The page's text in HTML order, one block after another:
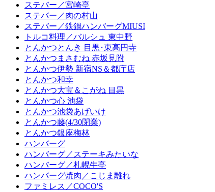
ステバー／宮崎亭
ステバー／肉の村山
ステバー／鉄鍋ハンバーグMIUSI
トルコ料理／バルシュ 東中野
とんかつとんき 目黒･東高円寺
とんかつまさむね 赤坂見附
とんかつ伊勢 新宿NS＆都庁店
とんかつ和幸
とんかつ大宝＆こがね 目黒
とんかつ心 池袋
とんかつ池袋あげいけ
とんかつ藤(4/30閉業)
とんかつ銀座梅林
ハンバーグ
ハンバーグ／ステーキみたいな
ハンバーグ／札幌牛亭
ハンバーグ焼肉／こじま離れ
ファミレス／COCO'S